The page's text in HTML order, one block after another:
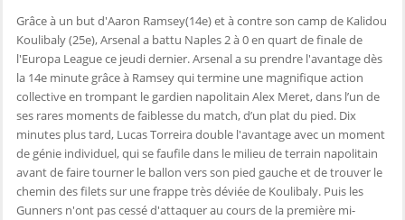
Grâce à un but d'Aaron Ramsey(14e) et à contre son camp de Kalidou
Koulibaly (25e), Arsenal a battu Naples 2 à 0 en quart de finale de
l'Europa League ce jeudi dernier. Arsenal a su prendre l'avantage dès
la 14e minute grâce à Ramsey qui termine une magnifique action
collective en trompant le gardien napolitain Alex Meret, dans l’un de
ses rares moments de faiblesse du match, d’un plat du pied. Dix
minutes plus tard, Lucas Torreira double l'avantage avec un moment
de génie individuel, qui se faufile dans le milieu de terrain napolitain
avant de faire tourner le ballon vers son pied gauche et de trouver le
chemin des filets sur une frappe très déviée de Koulibaly. Puis les
Gunners n'ont pas cessé d'attaquer au cours de la première mi-